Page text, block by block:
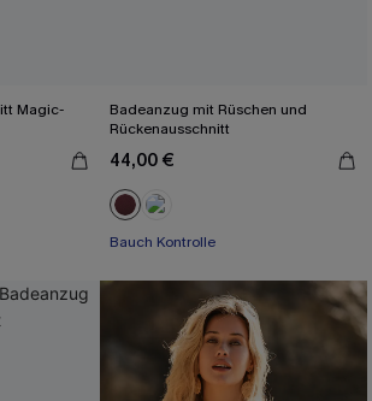
Magic-
Badeanzug mit Rüschen und
Rückenausschnitt
44,00 €
Bauch Kontrolle